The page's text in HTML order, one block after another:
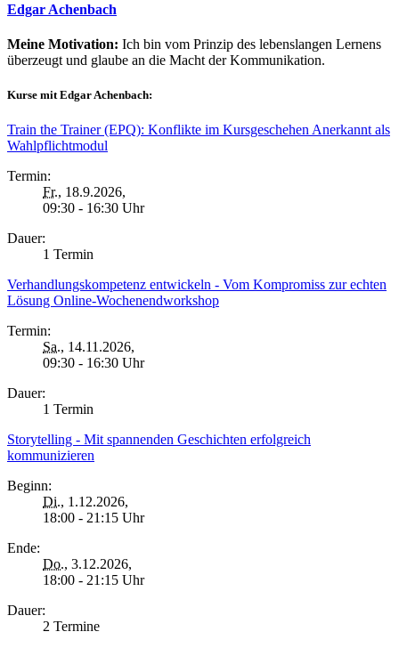
Edgar Achenbach
Meine Motivation: Ich bin vom Prinzip des lebenslangen Lernens
überzeugt und glaube an die Macht der Kommunikation.
Kurse mit Edgar Achenbach:
Train the Trainer (EPQ): Konflikte im Kursgeschehen Anerkannt als
Wahlpflichtmodul
Termin:
Fr., 18.9.2026,
09:30 - 16:30 Uhr
Dauer:
1 Termin
Verhandlungskompetenz entwickeln - Vom Kompromiss zur echten
Lösung Online-Wochenendworkshop
Termin:
Sa., 14.11.2026,
09:30 - 16:30 Uhr
Dauer:
1 Termin
Storytelling - Mit spannenden Geschichten erfolgreich
kommunizieren
Beginn:
Di., 1.12.2026,
18:00 - 21:15 Uhr
Ende:
Do., 3.12.2026,
18:00 - 21:15 Uhr
Dauer:
2 Termine